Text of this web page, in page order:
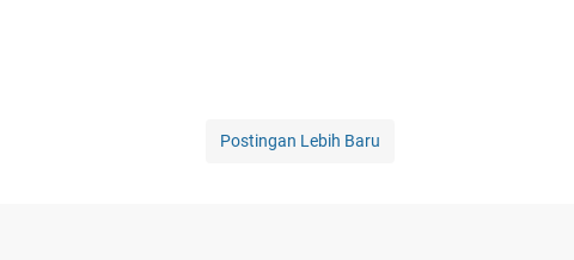
Postingan Lebih Baru